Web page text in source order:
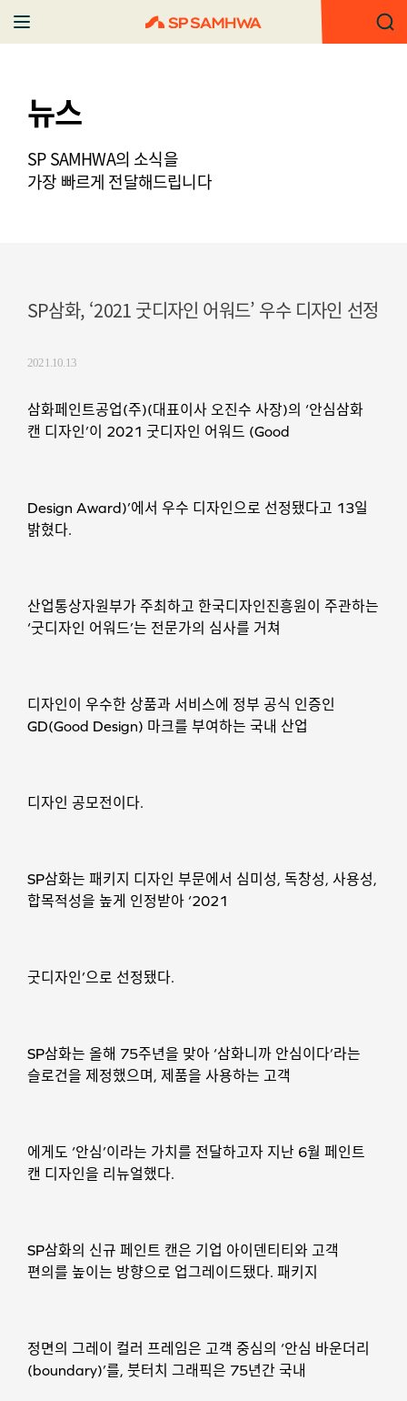
뉴스
SP SAMHWA의 소식을
가장 빠르게 전달해드립니다
SP삼화, ‘2021 굿디자인 어워드’ 우수 디자인 선정
2021.10.13
삼화페인트공업(주)(대표이사 오진수 사장)의 ‘안심삼화
캔 디자인’이 2021 굿디자인 어워드 (Good
Design Award)’에서 우수 디자인으로 선정됐다고 13일
밝혔다.
산업통상자원부가 주최하고 한국디자인진흥원이 주관하는
‘굿디자인 어워드’는 전문가의 심사를 거쳐
디자인이 우수한 상품과 서비스에 정부 공식 인증인
GD(Good Design) 마크를 부여하는 국내 산업
디자인 공모전이다.
SP삼화는 패키지 디자인 부문에서 심미성, 독창성, 사용성,
합목적성을 높게 인정받아 ‘2021
굿디자인’으로 선정됐다.
SP삼화는 올해 75주년을 맞아 ‘삼화니까 안심이다’라는
슬로건을 제정했으며, 제품을 사용하는 고객
에게도 ‘안심’이라는 가치를 전달하고자 지난 6월 페인트
캔 디자인을 리뉴얼했다.
SP삼화의 신규 페인트 캔은 기업 아이덴티티와 고객
편의를 높이는 방향으로 업그레이드됐다. 패키지
정면의 그레이 컬러 프레임은 고객 중심의 ‘안심 바운더리
(boundary)’를, 붓터치 그래픽은 75년간 국내